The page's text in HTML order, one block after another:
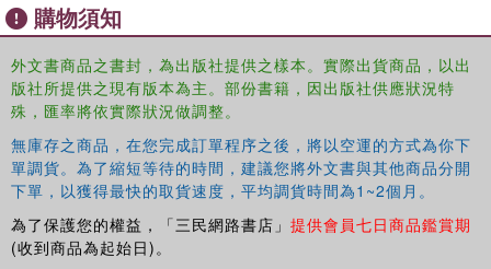
購物須知
外文書商品之書封，為出版社提供之樣本。實際出貨商品，以出
版社所提供之現有版本為主。部份書籍，因出版社供應狀況特
殊，匯率將依實際狀況做調整。
無庫存之商品，在您完成訂單程序之後，將以空運的方式為你下
單調貨。為了縮短等待的時間，建議您將外文書與其他商品分開
下單，以獲得最快的取貨速度，平均調貨時間為1~2個月。
為了保護您的權益，「三民網路書店」 提供會員七日商品鑑賞期
(收到商品為起始日)。